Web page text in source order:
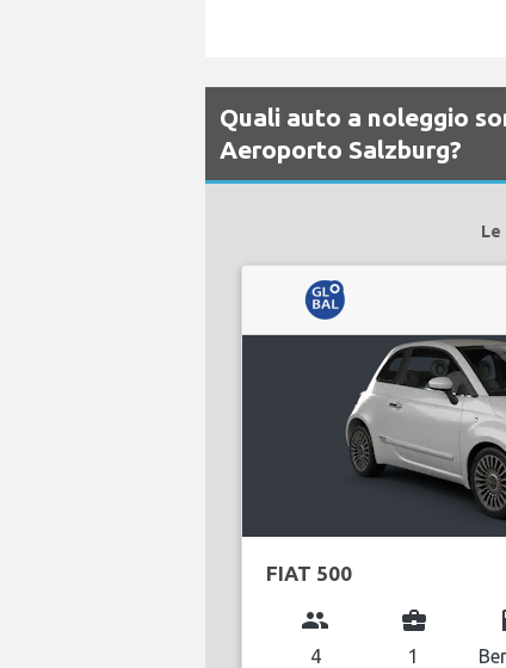
Quali auto a noleggio
Aeroporto Salzburg?
Le
FIAT 500
group
4
business_center
1